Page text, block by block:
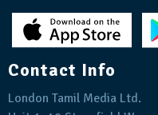
Contact Info
London Tamil Media Ltd.